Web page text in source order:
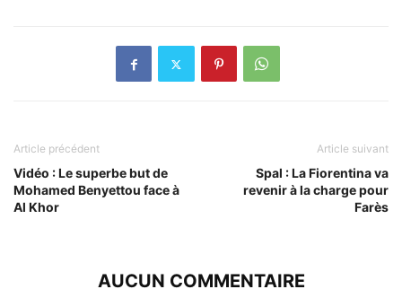
Article précédent
Vidéo : Le superbe but de
Mohamed Benyettou face à
Al Khor
Article suivant
Spal : La Fiorentina va
revenir à la charge pour
Farès
AUCUN COMMENTAIRE